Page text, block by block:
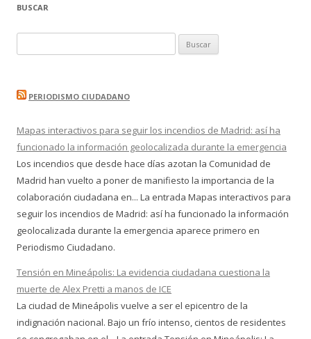
BUSCAR
PERIODISMO CIUDADANO
Mapas interactivos para seguir los incendios de Madrid: así ha
funcionado la información geolocalizada durante la emergencia
Los incendios que desde hace días azotan la Comunidad de
Madrid han vuelto a poner de manifiesto la importancia de la
colaboración ciudadana en... La entrada Mapas interactivos para
seguir los incendios de Madrid: así ha funcionado la información
geolocalizada durante la emergencia aparece primero en
Periodismo Ciudadano.
Tensión en Mineápolis: La evidencia ciudadana cuestiona la
muerte de Alex Pretti a manos de ICE
La ciudad de Mineápolis vuelve a ser el epicentro de la
indignación nacional. Bajo un frío intenso, cientos de residentes